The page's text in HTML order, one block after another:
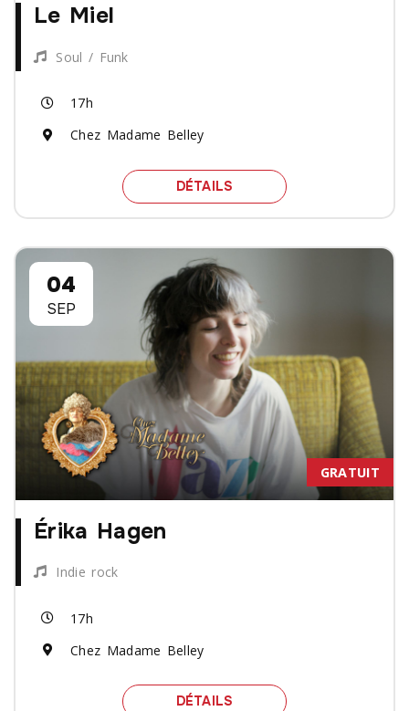
Le Miel
Soul / Funk
17h
Chez Madame Belley
DÉTAILS SPECTACLE LE MIEL
04
SEP
GRATUIT
Érika Hagen
Indie rock
17h
Chez Madame Belley
DÉTAILS SPECTACLE ÉRIKA